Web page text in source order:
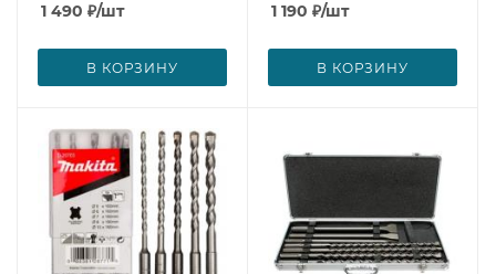
1 490 ₽/шт
В КОРЗИНУ
1 190 ₽/шт
В КОРЗИНУ